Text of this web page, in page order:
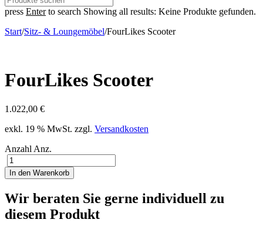
press Enterto search Showing all results: Keine Produkte gefunden.
Start/Sitz- & Loungemöbel/FourLikes Scooter
FourLikes Scooter
1.022,00 €
exkl. 19 % MwSt. zzgl. Versandkosten
Anzahl Anz.
In den Warenkorb
Wir beraten Sie gerne individuell zu
diesem Produkt